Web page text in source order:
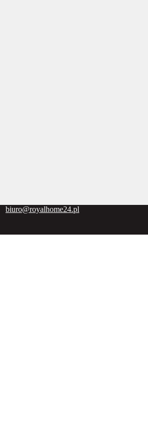
biuro@royalhome24.pl